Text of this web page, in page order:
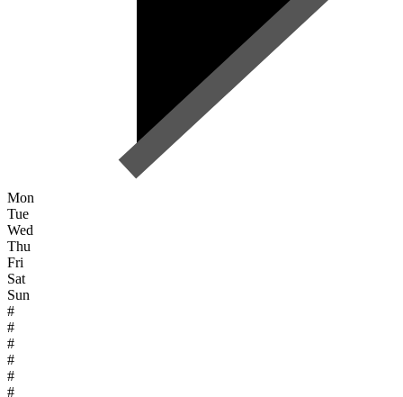
Mon
Tue
Wed
Thu
Fri
Sat
Sun
#
#
#
#
#
#